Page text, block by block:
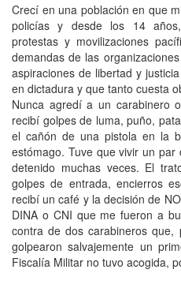
Crecí en una población en que
policías y desde los 14
protestas y movilizaciones
demandas de las
aspiraciones de libertad y
en dictadura y que tanto cuesta
Nunca agredí a un carabinero
recibí golpes de luma, puño,
el cañón de una pistola en la
estómago. Tuve que vivir un
detenido muchas veces. El
golpes de entrada, encierros
recibí un café y la decisión de
DINA o CNI que me fueron a
contra de dos carabineros
golpearon salvajemente un
Fiscalía Militar no tuvo acogida,